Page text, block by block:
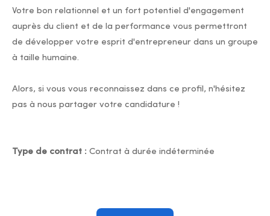
Votre bon relationnel et un fort potentiel d'engagement
auprès du client et de la performance vous permettront
de développer votre esprit d'entrepreneur dans un groupe
à taille humaine.
Alors, si vous vous reconnaissez dans ce profil, n'hésitez
pas à nous partager votre candidature !
Type de contrat : Contrat à durée indéterminée